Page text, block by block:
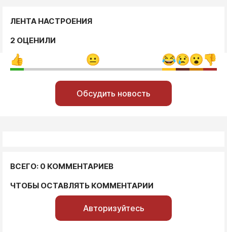
ЛЕНТА НАСТРОЕНИЯ
2 ОЦЕНИЛИ
Обсудить новость
ВСЕГО: 0 КОММЕНТАРИЕВ
ЧТОБЫ ОСТАВЛЯТЬ КОММЕНТАРИИ
Авторизуйтесь